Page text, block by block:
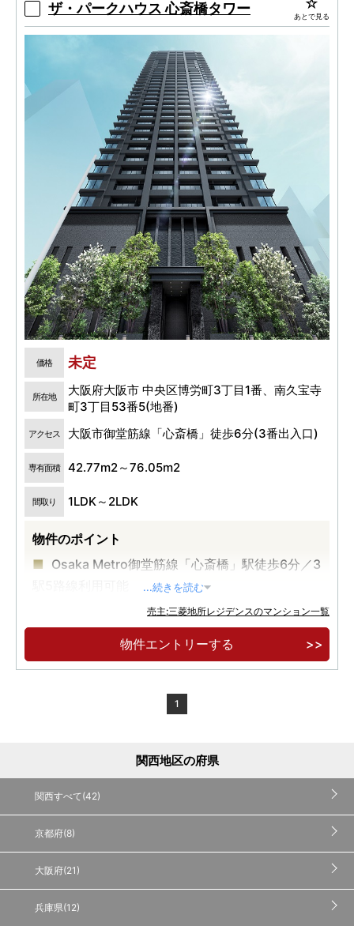
ザ・パークハウス 心斎橋タワー あとで見る
価格 未定
所在地
大阪府大阪市 中央区博労町3丁目1番、南久宝寺
町3丁目53番5(地番)
アクセス 大阪市御堂筋線「心斎橋」徒歩6分(3番出入口)
専有面積 42.77m2～76.05m2
間取り 1LDK～2LDK
物件のポイント
Osaka Metro御堂筋線「心斎橋」駅徒歩6分／3
住まいの「御堂筋最前列エリア」に心斎橋最高
層免震タワー誕生
...続きを読む
売主:三菱地所レジデンスのマンション一覧
物件エントリーする
1
関西地区の府県
関西すべて(42)
京都府(8)
大阪府(21)
兵庫県(12)